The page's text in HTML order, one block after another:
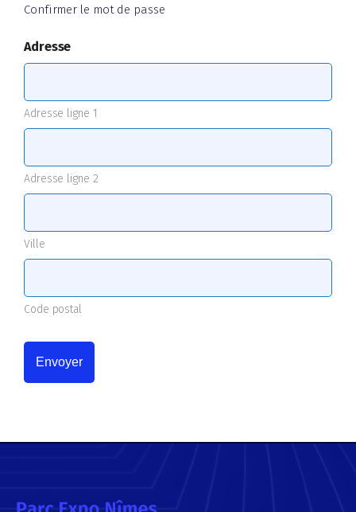
Confirmer le mot de passe
Adresse
Adresse ligne 1
Adresse ligne 2
Ville
Code postal